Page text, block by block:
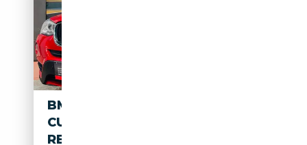
BMW X3 X3 2.0 D XDRIVE20
CUIR GPS XÉNON ATT
REMORQUE SIÈGES